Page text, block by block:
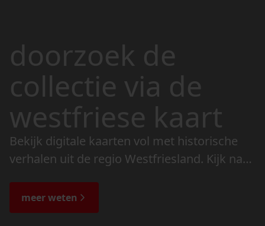
doorzoek de
collectie via de
westfriese kaart
Bekijk digitale kaarten vol met historische
verhalen uit de regio Westfriesland. Kijk naar
de bijzondere verhalen.
meer weten